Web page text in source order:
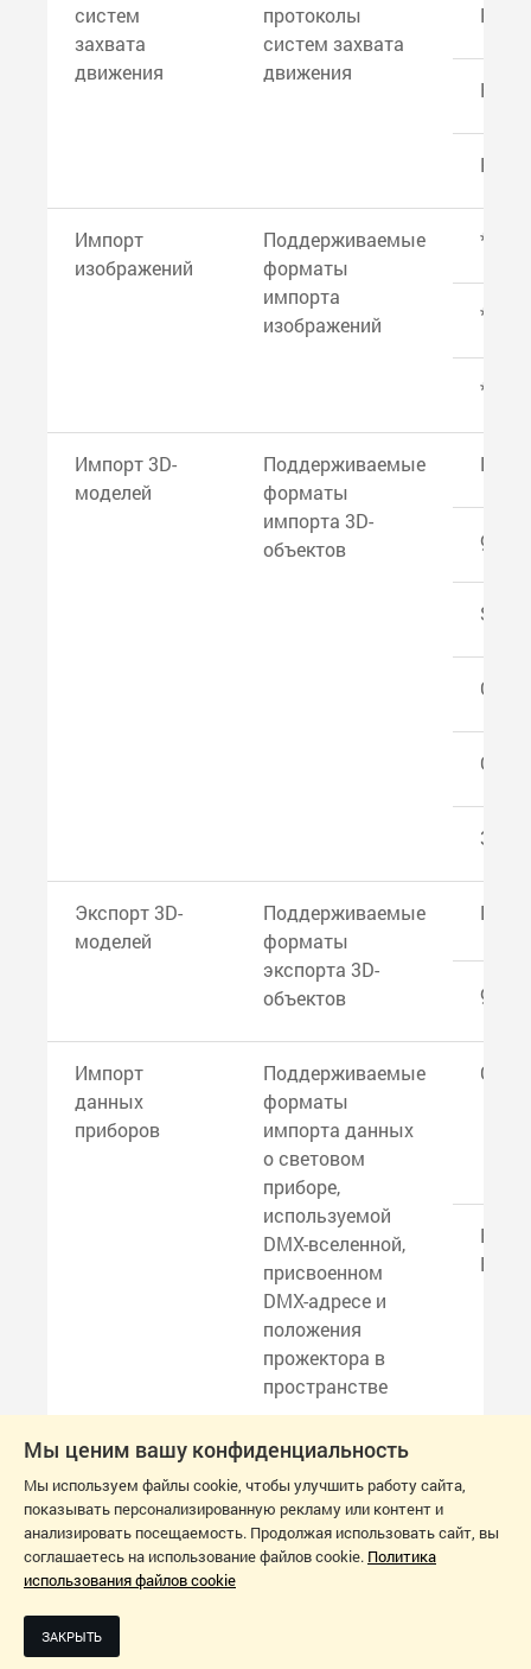
систем
захвата
движения
протоколы
систем захвата
движения
RTTrP
Импорт
изображений
Поддерживаемые
форматы
импорта
изображений
*.jpg
*.jpeg
*.png
Импорт 3D-
моделей
Поддерживаемые
форматы
импорта 3D-
объектов
DWG
glTF
OBJ
3DS
Экспорт 3D-
моделей
Поддерживаемые
форматы
экспорта 3D-
объектов
DWG
glTF
Импорт
данных
приборов
Поддерживаемые
форматы
импорта данных
о световом
приборе,
используемой
DMX-вселенной,
присвоенном
DMX-адресе и
положения
прожектора в
пространстве
CSV
ETC
EOS
Экспорт
данных
приборов
Поддерживаемые
форматы
экспорта данных
о световом
Мы ценим вашу конфиденциальность
Мы используем файлы cookie, чтобы улучшить работу сайта,
показывать персонализированную рекламу или контент и
анализировать посещаемость. Продолжая использовать сайт, вы
соглашаетесь на использование файлов cookie. Политика
использования файлов cookie
ЗАКРЫТЬ